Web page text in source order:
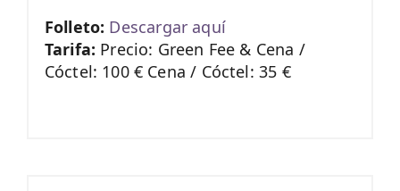
Folleto: Descargar aquí
Tarifa: Precio: Green Fee & Cena /
Cóctel: 100 € Cena / Cóctel: 35 €